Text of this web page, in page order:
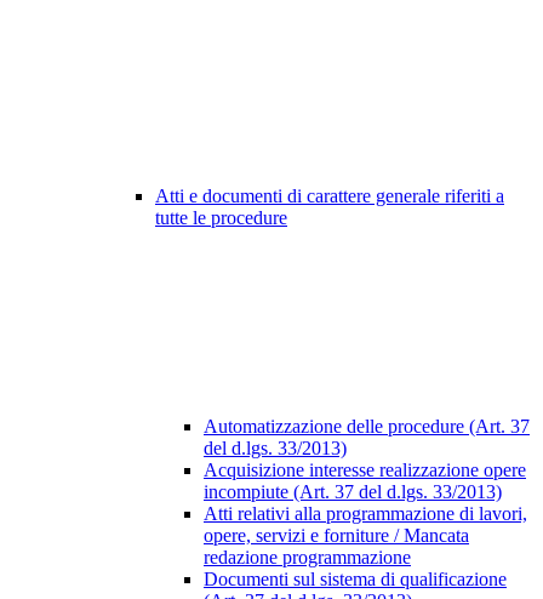
Atti e documenti di carattere generale riferiti a
tutte le procedure
Automatizzazione delle procedure (Art. 37
del d.lgs. 33/2013)
Acquisizione interesse realizzazione opere
incompiute (Art. 37 del d.lgs. 33/2013)
Atti relativi alla programmazione di lavori,
opere, servizi e forniture / Mancata
redazione programmazione
Documenti sul sistema di qualificazione